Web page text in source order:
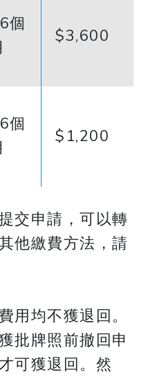
個
$3,600
個
$1,200
交申請，可以轉
他繳費方法，請
用均不獲退回。
批牌照前撤回申
可獲退回。然